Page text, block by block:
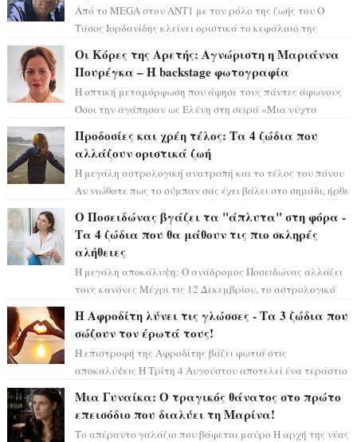
Από το MEGA στον ΑΝΤ1 με τον ρόλο της ζωής του Ο
Τάσος Ιορδανίδης κλείνει οριστικά το κεφάλαιο της
Οι Κόρες της Αρετής: Αγνώριστη η Μαριάννα
Πουρέγκα – H backstage φωτογραφία
Η οπτική μεταμόρφωση που άφησε τους πάντες άφωνους
Όσοι την αγάπησαν ως Ελένη στη σειρά «Μια νύχτα
Προδοσίες και χρέη τέλος: Τα 4 ζώδια που
αλλάζουν οριστικά ζωή
Η μεγάλη αστρολογική ανατροπή και το τέλος του πόνου
Αν νιώθατε πως το σύμπαν σάς έχει βάλει στο σημάδι, ήρθε
Ο Ποσειδώνας βγάζει τα "άπλυτα" στη φόρα -
Τα 4 ζώδια που θα μάθουν τις πιο σκληρές
αλήθειες
Η μεγάλη αποκάλυψη: Ο ανάδρομος Ποσειδώνας αλλάζει
τους κανόνες Μέχρι τις 12 Δεκεμβρίου, το αστρολογικό
Η Αφροδίτη λύνει τις γλώσσες - Τα 3 ζώδια που
σώζουν τον έρωτά τους!
Η επιστροφή της Αφροδίτης βάζει φωτιά στις
αποκαλύψεις Η Τρίτη 4 Αυγούστου αποτελεί ένα τεράστιο
Μια Γυναίκα: Ο τραγικός θάνατος στο πρώτο
επεισόδιο που διαλύει τη Μαρίνα!
Το απέραντο γαλάζιο που βάφεται μαύρο Η αρχή της νέας